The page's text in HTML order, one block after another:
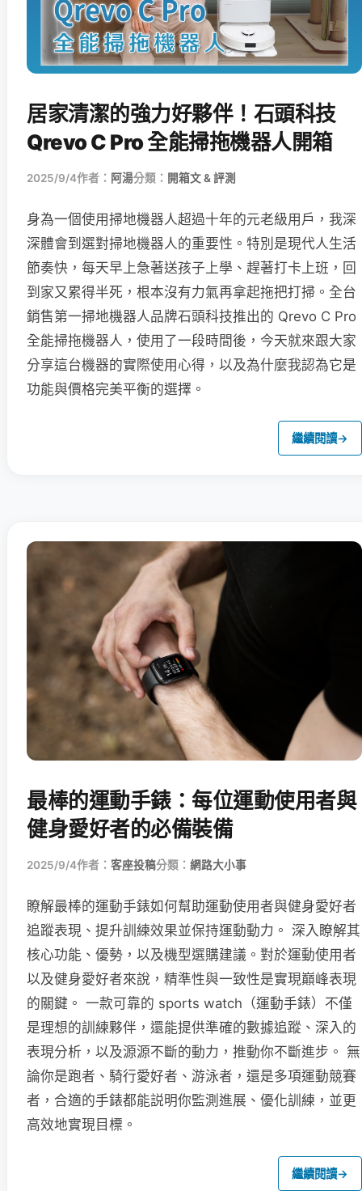
居家清潔的強力好夥伴！石頭科技
Qrevo C Pro 全能掃拖機器人開箱
2025/9/4作者： 阿湯分類： 開箱文 & 評測
身為一個使用掃地機器人超過十年的元老級用戶，我深
深體會到選對掃地機器人的重要性。特別是現代人生活
節奏快，每天早上急著送孩子上學、趕著打卡上班，回
到家又累得半死，根本沒有力氣再拿起拖把打掃。全台
銷售第一掃地機器人品牌石頭科技推出的 Qrevo C Pro
全能掃拖機器人，使用了一段時間後，今天就來跟大家
分享這台機器的實際使用心得，以及為什麼我認為它是
功能與價格完美平衡的選擇。
繼續閱讀→
最棒的運動手錶：每位運動使用者與
健身愛好者的必備裝備
2025/9/4作者： 客座投稿分類： 網路大小事
瞭解最棒的運動手錶如何幫助運動使用者與健身愛好者
追蹤表現、提升訓練效果並保持運動動力。 深入瞭解其
核心功能、優勢，以及機型選購建議。對於運動使用者
以及健身愛好者來說，精準性與一致性是實現巔峰表現
的關鍵。 一款可靠的 sports watch（運動手錶）不僅
是理想的訓練夥伴，還能提供準確的數據追蹤、深入的
表現分析，以及源源不斷的動力，推動你不斷進步。 無
論你是跑者、騎行愛好者、游泳者，還是多項運動競賽
者，合適的手錶都能説明你監測進展、優化訓練，並更
高效地實現目標。
繼續閱讀→